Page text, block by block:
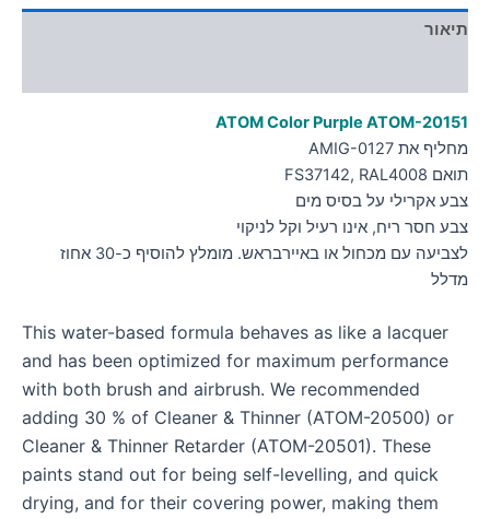
תיאור
ATOM Color Purple ATOM-20151
מחליף את AMIG-0127
תואם FS37142, RAL4008
צבע אקרילי על בסיס מים
צבע חסר ריח, אינו רעיל וקל לניקוי
לצביעה עם מכחול או באיירבראש. מומלץ להוסיף כ-30 אחוז
מדלל
This water-based formula behaves as like a lacquer
and has been optimized for maximum performance
with both brush and airbrush. We recommended
adding 30 % of Cleaner & Thinner (ATOM-20500) or
Cleaner & Thinner Retarder (ATOM-20501). These
paints stand out for being self-levelling, and quick
drying, and for their covering power, making them